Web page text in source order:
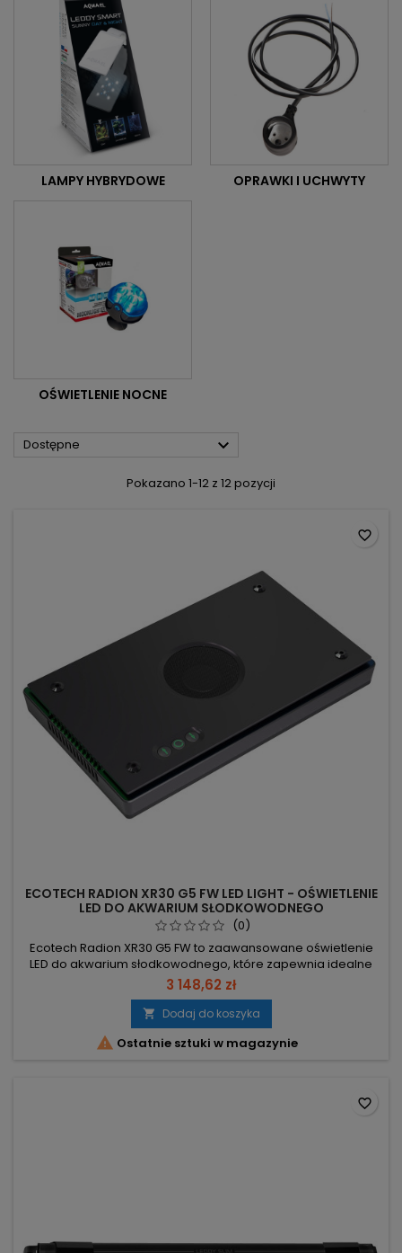
LAMPY HYBRYDOWE OPRAWKI I UCHWYTY
OŚWIETLENIE NOCNE
Dostępne 
Pokazano 1-12 z 12 pozycji
ECOTECH RADION XR30 G5 FW LED LIGHT - OŚWIETLENIE
LED DO AKWARIUM SŁODKOWODNEGO
(0)
Ecotech Radion XR30 G5 FW to zaawansowane oświetlenie
LED do akwarium słodkowodnego, które zapewnia idealne
warunki dla roślin, intensywne wybarwienie ryb oraz
naturalny wygląd całego zbiornika. Lampa marki Ecotech
Marine łączy wysoką wydajność świetlną z
energooszczędnością, gwarantując najwyższą jakość
oświetlenia akwariowego.
3 148,62 zł
 Dodaj do koszyka
 Ostatnie sztuki w magazynie
favorite_border
favorite_border